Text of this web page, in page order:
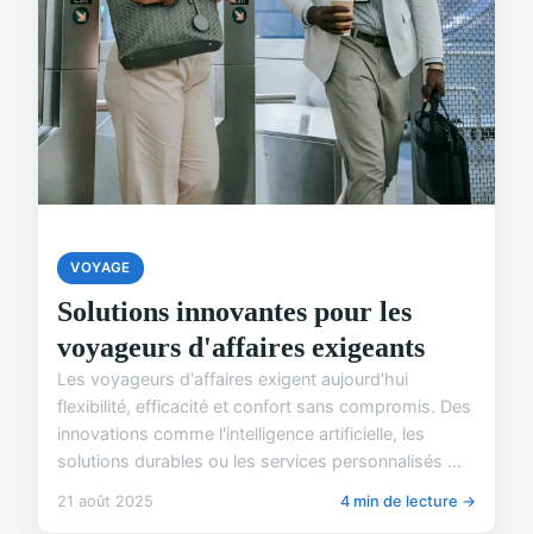
VOYAGE
Solutions innovantes pour les
voyageurs d'affaires exigeants
Les voyageurs d'affaires exigent aujourd'hui
flexibilité, efficacité et confort sans compromis. Des
innovations comme l'intelligence artificielle, les
solutions durables ou les services personnalisés ...
21 août 2025 4 min de lecture →